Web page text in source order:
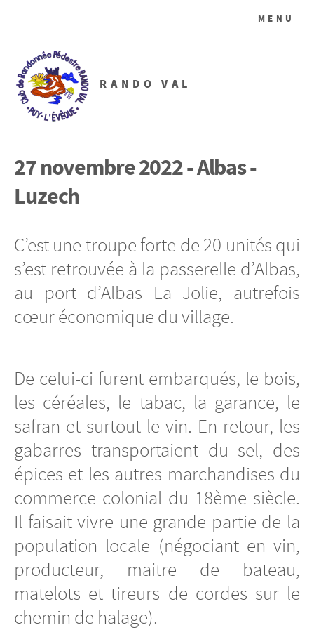
RANDO VAL
MENU
27 novembre 2022 - Albas -
Luzech
C’est une troupe forte de 20 unités qui
s’est retrouvée à la passerelle d’Albas,
au port d’Albas La Jolie, autrefois
cœur économique du village.
De celui-ci furent embarqués, le bois,
les céréales, le tabac, la garance, le
safran et surtout le vin. En retour, les
gabarres transportaient du sel, des
épices et les autres marchandises du
commerce colonial du 18ème siècle.
Il faisait vivre une grande partie de la
population locale (négociant en vin,
producteur, maitre de bateau,
matelots et tireurs de cordes sur le
chemin de halage).